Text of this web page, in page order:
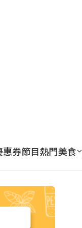
惠券節目熱門美食